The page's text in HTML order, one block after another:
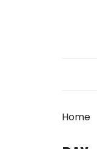
Home